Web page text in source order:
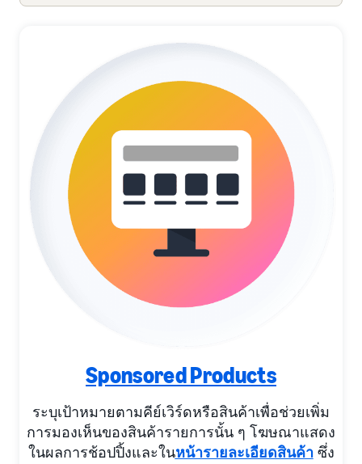
Sponsored Products
ระบุเป้าหมายตามคีย์เวิร์ดหรือสินค้าเพื่อช่วยเพิ่ม
การมองเห็นของสินค้ารายการนั้น ๆ โฆษณาแสดง
ในผลการช้อปปิ้งและในหน้ารายละเอียดสินค้าซึ่ง